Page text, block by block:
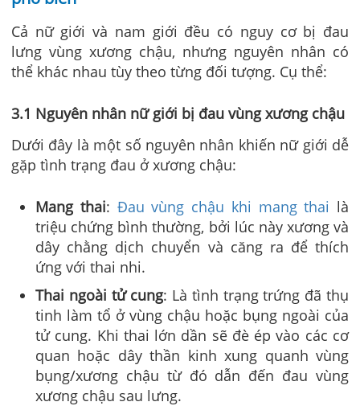
Cả nữ giới và nam giới đều có nguy cơ bị đau
lưng vùng xương chậu, nhưng nguyên nhân có
thể khác nhau tùy theo từng đối tượng. Cụ thể:
3.1 Nguyên nhân nữ giới bị đau vùng xương chậu
Dưới đây là một số nguyên nhân khiến nữ giới dễ
gặp tình trạng đau ở xương chậu:
Mang thai: Đau vùng chậu khi mang thai là
triệu chứng bình thường, bởi lúc này xương và
dây chằng dịch chuyển và căng ra để thích
ứng với thai nhi.
Thai ngoài tử cung: Là tình trạng trứng đã thụ
tinh làm tổ ở vùng chậu hoặc bụng ngoài của
tử cung. Khi thai lớn dần sẽ đè ép vào các cơ
quan hoặc dây thần kinh xung quanh vùng
bụng/xương chậu từ đó dẫn đến đau vùng
xương chậu sau lưng.